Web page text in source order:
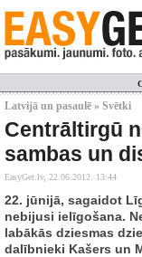
Latvijā un pasaulē » Svētki
Centrāltirgū
sambas un
EasyGet.lv, 22.06.2012. 13:44
22. jūnijā, sagaidot
nebijusi ielīgošana.
labākās dziesmas
dalībnieki Kašers un